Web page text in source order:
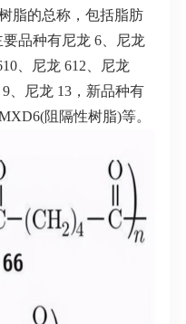
脂的总称，包括脂肪
品种有尼龙 6、尼龙
、尼龙 612、尼龙
、尼龙 13，新品种有
阻隔性树脂)等。